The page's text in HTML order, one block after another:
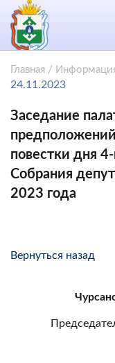
Главная /
24.11.2023
Заседание
повестки дня
Собрания
2023 года
Вернуться назад